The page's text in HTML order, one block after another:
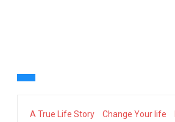
A True Life Story Change Your life